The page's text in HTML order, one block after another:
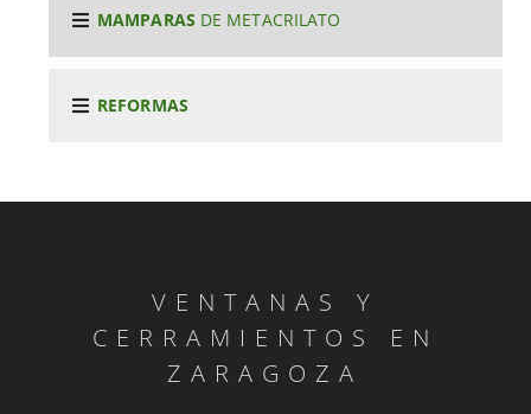
MAMPARAS DE METACRILATO
REFORMAS
VENTANAS Y
CERRAMIENTOS EN
ZARAGOZA